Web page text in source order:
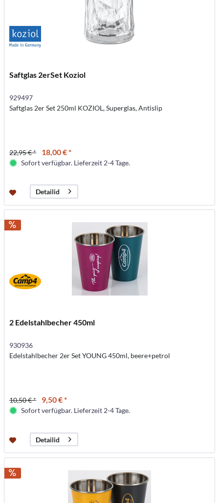
Saftglas 2erSet Koziol
929497
Saftglas 2er Set 250ml KOZIOL, Superglas, Antislip
22,95 € * 18,00 € *
Sofort verfügbar. Lieferzeit 2-4 Tage.
Detailid
2 Edelstahlbecher 450ml
930936
Edelstahlbecher 2er Set YOUNG 450ml, beere+petrol
10,50 € * 9,50 € *
Sofort verfügbar. Lieferzeit 2-4 Tage.
Detailid